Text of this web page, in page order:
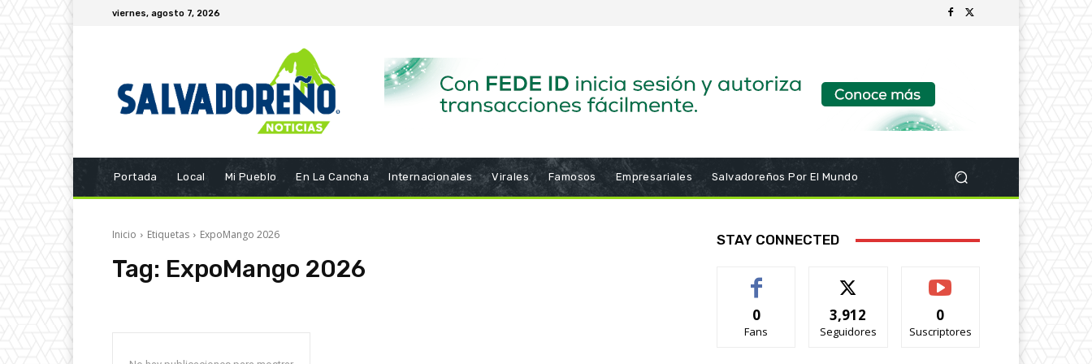
viernes, agosto 7, 2026
Portada Local Mi Pueblo En La Cancha Internacionales Virales Famosos Empresariales Salvadoreños Por El Mundo
Inicio Etiquetas ExpoMango 2026
Tag: ExpoMango 2026
STAY CONNECTED
0
Fans
3,912
Seguidores
0
Suscriptores